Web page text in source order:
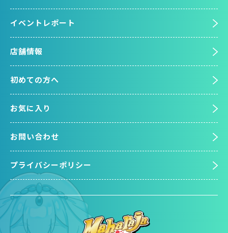
イベントレポート
店舗情報
初めての方へ
お気に入り
お問い合わせ
プライバシーポリシー